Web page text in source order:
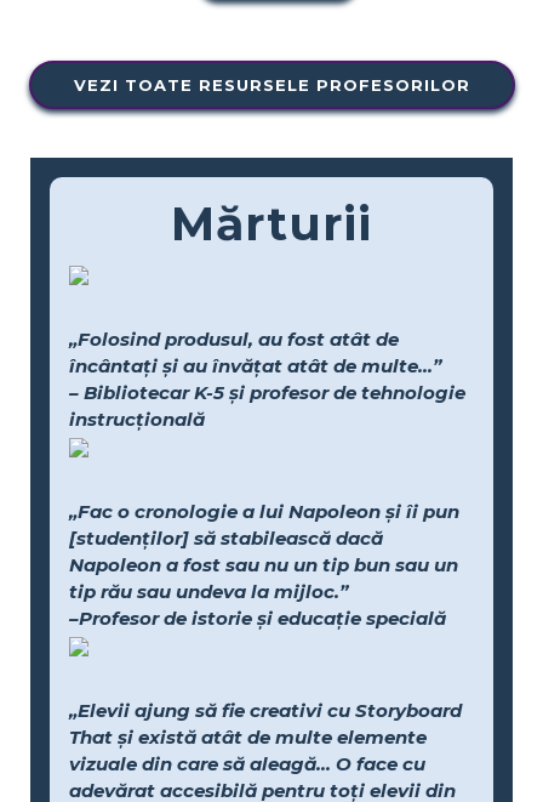
VEZI TOATE RESURSELE PROFESORILOR
Mărturii
„Folosind produsul, au fost atât de
încântați și au învățat atât de multe...”
– Bibliotecar K-5 și profesor de tehnologie
instrucțională
„Fac o cronologie a lui Napoleon și îi pun
[studenților] să stabilească dacă
Napoleon a fost sau nu un tip bun sau un
tip rău sau undeva la mijloc.”
–Profesor de istorie și educație specială
„Elevii ajung să fie creativi cu Storyboard
That și există atât de multe elemente
vizuale din care să aleagă... O face cu
adevărat accesibilă pentru toți elevii din